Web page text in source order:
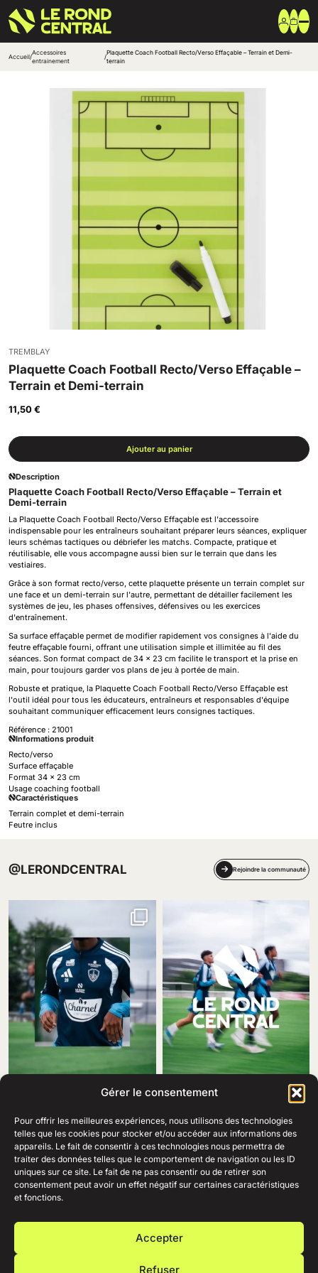
Gérer le consentement
Pour offrir les meilleures expériences, nous utilisons des technologies
telles que les cookies pour stocker et/ou accéder aux informations des
appareils. Le fait de consentir à ces technologies nous permettra de
traiter des données telles que le comportement de navigation ou les ID
uniques sur ce site. Le fait de ne pas consentir ou de retirer son
consentement peut avoir un effet négatif sur certaines caractéristiques
et fonctions.
Accepter
Refuser
Vêtement extérieur
Haut de survêtement
Bas de survêtement
Shorts & Chaussettes
Vêtements techniques
Sac & Bagagerie
Créer une boutique club
Boutiques clubs
Accueil/
Accessoires
entrainement
/
Plaquette Coach Football Recto/Verso Effaçable – Terrain et Demi-
terrain
TREMBLAY
Plaquette Coach Football Recto/Verso Effaçable –
Terrain et Demi-terrain
11,50 €
Ajouter au panier
Description
Plaquette Coach Football Recto/Verso Effaçable – Terrain et
Demi-terrain
La Plaquette Coach Football Recto/Verso Effaçable est l'accessoire
indispensable pour les entraîneurs souhaitant préparer leurs séances, expliquer
leurs schémas tactiques ou débriefer les matchs. Compacte, pratique et
réutilisable, elle vous accompagne aussi bien sur le terrain que dans les
vestiaires.
Grâce à son format recto/verso, cette plaquette présente un terrain complet sur
une face et un demi-terrain sur l'autre, permettant de détailler facilement les
systèmes de jeu, les phases offensives, défensives ou les exercices
d'entraînement.
Sa surface effaçable permet de modifier rapidement vos consignes à l'aide du
feutre effaçable fourni, offrant une utilisation simple et illimitée au fil des
séances. Son format compact de 34 × 23 cm facilite le transport et la prise en
main, pour toujours garder vos plans de jeu à portée de main.
Robuste et pratique, la Plaquette Coach Football Recto/Verso Effaçable est
l'outil idéal pour tous les éducateurs, entraîneurs et responsables d'équipe
souhaitant communiquer efficacement leurs consignes tactiques.
Référence : 21001
Informations produit
Recto/verso
Surface effaçable
Format 34 x 23 cm
Usage coaching football
Caractéristiques
Terrain complet et demi-terrain
Feutre inclus
@LERONDCENTRAL Rejoindre la communauté
69 Rue Amiral Romain Desfosses,
29200 Brest
02 98 41 41 99
Ouvert du lundi au samedi
+